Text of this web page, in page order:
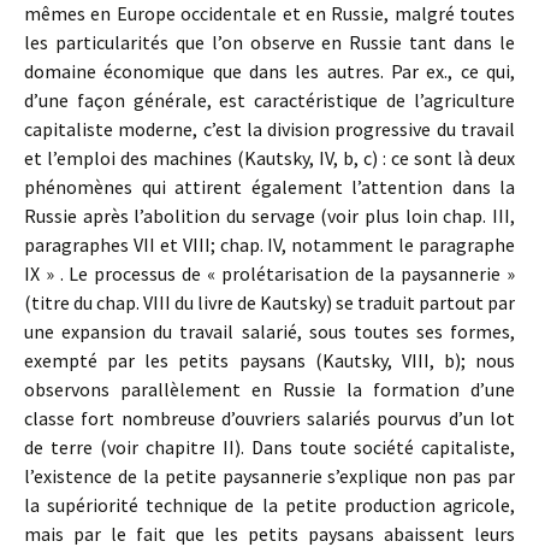
mêmes en Europe occidentale et en Russie, malgré toutes
les particularités que l’on observe en Russie tant dans le
domaine économique que dans les autres. Par ex., ce qui,
d’une façon générale, est caractéristique de l’agriculture
capitaliste moderne, c’est la division progressive du travail
et l’emploi des machines (Kautsky, IV, b, c) : ce sont là deux
phénomènes qui attirent également l’attention dans la
Russie après l’abolition du servage (voir plus loin chap. III,
paragraphes VII et VIII; chap. IV, notamment le paragraphe
IX » . Le processus de « prolétarisation de la paysannerie »
(titre du chap. VIII du livre de Kautsky) se traduit partout par
une expansion du travail salarié, sous toutes ses formes,
exempté par les petits paysans (Kautsky, VIII, b); nous
observons parallèlement en Russie la formation d’une
classe fort nombreuse d’ouvriers salariés pourvus d’un lot
de terre (voir chapitre II). Dans toute société capitaliste,
l’existence de la petite paysannerie s’explique non pas par
la supériorité technique de la petite production agricole,
mais par le fait que les petits paysans abaissent leurs